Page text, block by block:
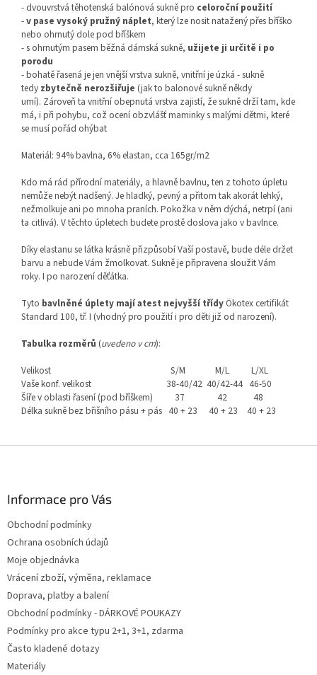
- dvouvrstvá těhotenská balónová sukně pro celoroční použití
-v pase vysoký pružný náplet, který lze nosit natažený přes bříško
nebo ohrnutý dole pod bříškem
- s ohrnutým pasem běžná dámská sukně, užijete ji určitě i po
porodu
- bohatě řasená je jen vnější vrstva sukně, vnitřní je úzká - sukně
tedy zbytečně nerozšiřuje (jak to balonové sukně někdy
umí). Zároveň ta vnitřní obepnutá vrstva zajistí, že sukně drží tam, kde
má, i při pohybu, což ocení obzvlášť maminky s malými dětmi, které
se musí pořád ohýbat
Materiál: 94% bavlna, 6% elastan, cca 165gr/m2
Kdo má rád přírodní materiály, a hlavně bavlnu, ten z tohoto úpletu
nemůže nebýt nadšený. Je hladký, pevný a přitom tak akorát lehký,
nežmolkuje ani po mnoha praních. Pokožka v něm dýchá, netrpí (ani
ta citlivá). V těchto úpletech budete prostě doslova jako v bavlnce.
Díky elastanu se látka krásně přizpůsobí Vaší postavě, bude déle držet
barvu a nebude Vám žmolkovat. Sukně je připravena sloužit Vám
roky. I po narození děťátka.
Tyto bavlněné úplety mají atest nejvyšší třídyÖkotex certifikát
Standard 100, tř. I (vhodný pro použití i pro děti již od narození).
Tabulka rozměrů (uvedeno v cm):
Velikost
S/M M/L
L/XL
Vaše konf. velikost
38-40/42 40/42-44 46-50
Šíře v oblasti řasení (pod bříškem)
37 42
48
Délka sukně bez břišního pásu + pás 40 + 23 40 + 23 40 + 23
Informace pro Vás
Obchodní podmínky
Ochrana osobních údajů
Moje objednávka
Vrácení zboží, výměna, reklamace
Doprava, platby a balení
Obchodní podmínky - DÁRKOVÉ POUKAZY
Podmínky pro akce typu 2+1, 3+1, zdarma
Často kladené dotazy
Materiály